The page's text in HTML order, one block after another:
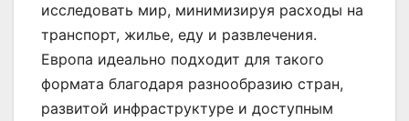
исследовать мир, минимизируя расходы на
транспорт, жилье, еду и развлечения.
Европа идеально подходит для такого
формата благодаря разнообразию стран,
развитой инфраструктуре и доступным